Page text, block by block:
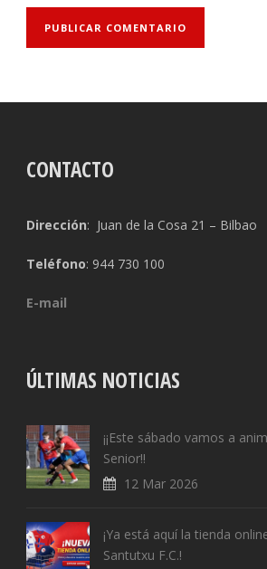
CONTACTO
Dirección: Juan de la Cosa 21 – Bilbao
Teléfono: 944 730 100
E-mail
ÚLTIMAS NOTICIAS
¡¡Este sábado vamos a
Senior!!
12 Mar 2026
¡Ya está aquí la tienda
Santutxu F.C.!